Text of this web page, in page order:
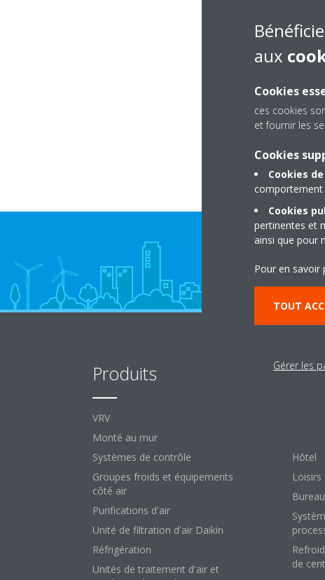
Produits
VRV
Monté au mur
Systèmes de contrôle
Groupes froids et équipements
côté air
Purifications d'air
Unité de filtration d'air Daikin
Réfrigération
Unités de traitement d'air et
Hôtel
Loisirs
de
aux
Cookies
ces cookies
et fournir les
Cookies
Cookies
comportement
Cookies
pertinentes et
ainsi que pour
Pour en savoir
TOUT
Gérer les